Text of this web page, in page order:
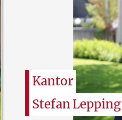
Kantor
StefanLepping